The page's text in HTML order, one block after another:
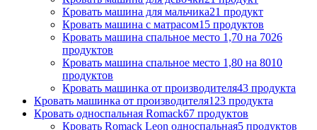
Кровать машина для мальчика21 продукт
Кровать машина с матрасом15 продуктов
Кровать машина спальное место 1,70 на 7026
продуктов
Кровать машина спальное место 1,80 на 8010
продуктов
Кровать машинка от производителя43 продукта
Кровать машинка от производителя123 продукта
Кровать односпальная Romack67 продуктов
Кровать Romack Leon односпальная5 продуктов